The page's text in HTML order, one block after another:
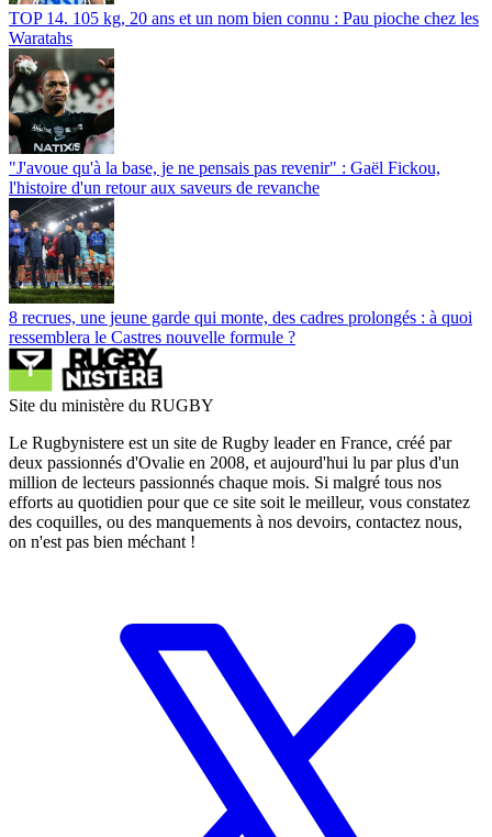
TOP 14. 105 kg, 20 ans et un nom bien connu : Pau pioche chez les
Waratahs
"J'avoue qu'à la base, je ne pensais pas revenir" : Gaël Fickou,
l'histoire d'un retour aux saveurs de revanche
8 recrues, une jeune garde qui monte, des cadres prolongés : à quoi
ressemblera le Castres nouvelle formule ?
Site du ministère du RUGBY
Le Rugbynistere est un site de Rugby leader en France, créé par
deux passionnés d'Ovalie en 2008, et aujourd'hui lu par plus d'un
million de lecteurs passionnés chaque mois. Si malgré tous nos
efforts au quotidien pour que ce site soit le meilleur, vous constatez
des coquilles, ou des manquements à nos devoirs, contactez nous,
on n'est pas bien méchant !